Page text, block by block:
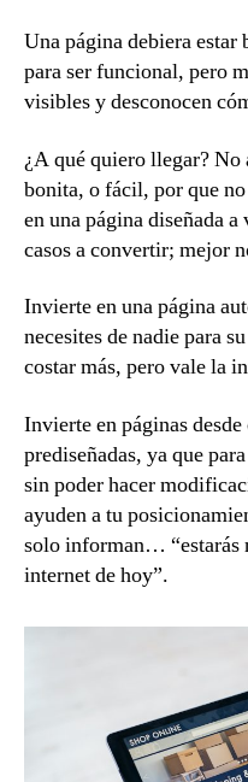
Una página debiera estar
para ser funcional, pero
visibles y desconocen
¿A qué quiero llegar? No
bonita, o fácil, por que
en una página diseñada
casos a convertir; mejor
Invierte en una página
necesites de nadie para
costar más, pero vale la
Invierte en páginas
prediseñadas, ya que
sin poder hacer
ayuden a tu
solo informan… “estarás
internet de hoy”.